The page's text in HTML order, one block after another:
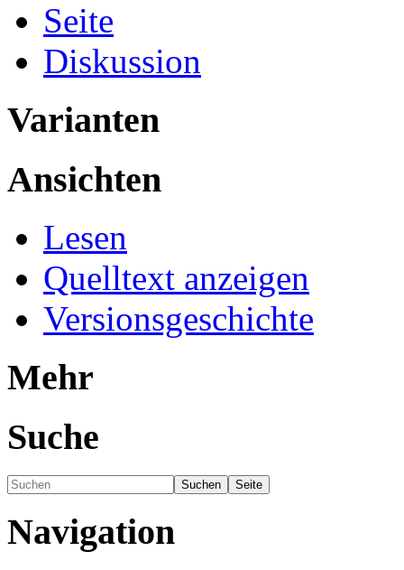
Seite
Diskussion
Varianten
Ansichten
Lesen
Quelltext anzeigen
Versionsgeschichte
Mehr
Suche
Navigation